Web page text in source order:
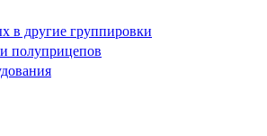
в другие группировки
полуприцепов